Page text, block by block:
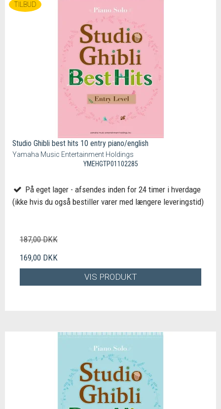
TILBUD
Studio Ghibli best hits 10 entry piano/english
Yamaha Music Entertainment Holdings
YMEHGTP01102285
På eget lager - afsendes inden for 24 timer i hverdage
(ikke hvis du også bestiller varer med længere leveringstid)
187,00 DKK
169,00 DKK
VIS PRODUKT